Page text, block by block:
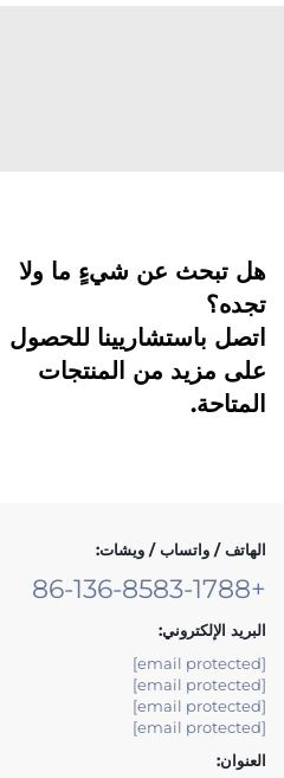
هل تبحث عن شيءٍ ما ولا
تجده؟
اتصل باستشاريينا للحصول
على مزيد من المنتجات
المتاحة.
الهاتف / واتساب / ويشات:
+86-136-8583-1788
البريد الإلكتروني:
[email protected]
[email protected]
[email protected]
[email protected]
العنوان: